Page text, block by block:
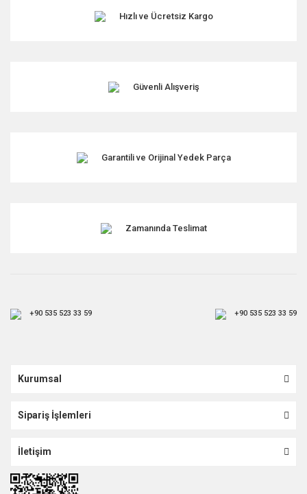
Ürün resmi kalitesiz, bozuk veya görüntülenemiyor.
Ürün fiyatı diğer sitelerden daha pahalı.
Hızlı ve Ücretsiz Kargo
Güvenli Alışveriş
Garantili ve Orijinal Yedek Parça
Zamanında Teslimat
+90 535 523 33 59 +90 535 523 33 59
Kurumsal
Sipariş İşlemleri
İletişim